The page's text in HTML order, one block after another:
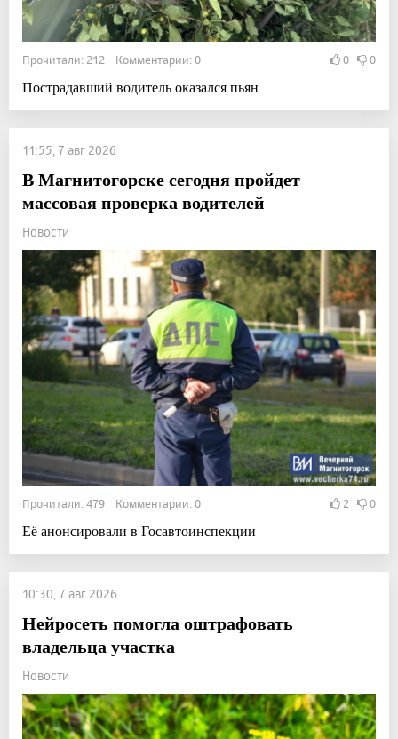
Прочитали: 212 Комментарии: 0 0 0
Пострадавший водитель оказался пьян
11:55, 7 авг 2026
В Магнитогорске сегодня пройдет
массовая проверка водителей
Новости
Прочитали: 479 Комментарии: 0 2 0
Её анонсировали в Госавтоинспекции
10:30, 7 авг 2026
Нейросеть помогла оштрафовать
владельца участка
Новости